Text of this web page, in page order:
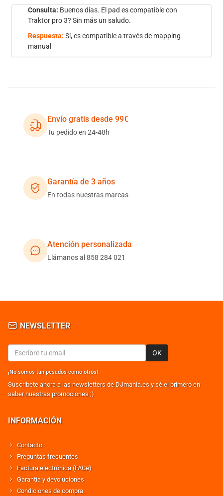
Consulta: Buenos días. El pad es compatible con
Traktor pro 3? Sin más un saludo.
Respuesta: Sí, es compatible a través de mapping
manual
Envío gratis desde 99€
Tu pedido en 24-48h
Garantía de 3 años
En todas nuestras marcas
Atención personalizada
Llámanos al 858 284 021
NEWSLETTER
OK
¡No somos tan pesados como otros!
Suscribete ahora a las newsletters de DJmania.es y sé el primero en
saber nuestras promociones ;)
INFORMACIÓN
Contacto
Preguntas frecuentes
Factura electrónica (FACe)
Garantía y devoluciones
Condiciones de compra